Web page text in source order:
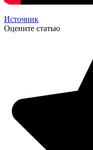
Источник
Оцените статью